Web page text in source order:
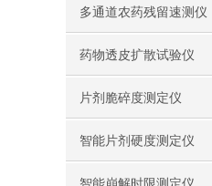
多通道农药残留速测仪
药物透皮扩散试验仪
片剂脆碎度测定仪
智能片剂硬度测定仪